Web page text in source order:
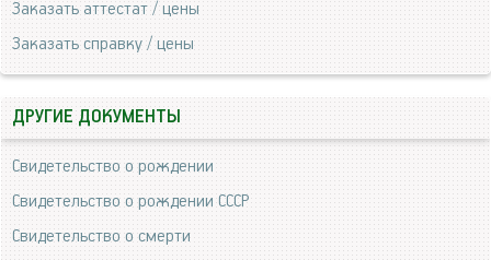
Заказать аттестат / цены
Заказать справку / цены
ДРУГИЕ ДОКУМЕНТЫ
Свидетельство о рождении
Свидетельство о рождении СССР
Свидетельство о смерти